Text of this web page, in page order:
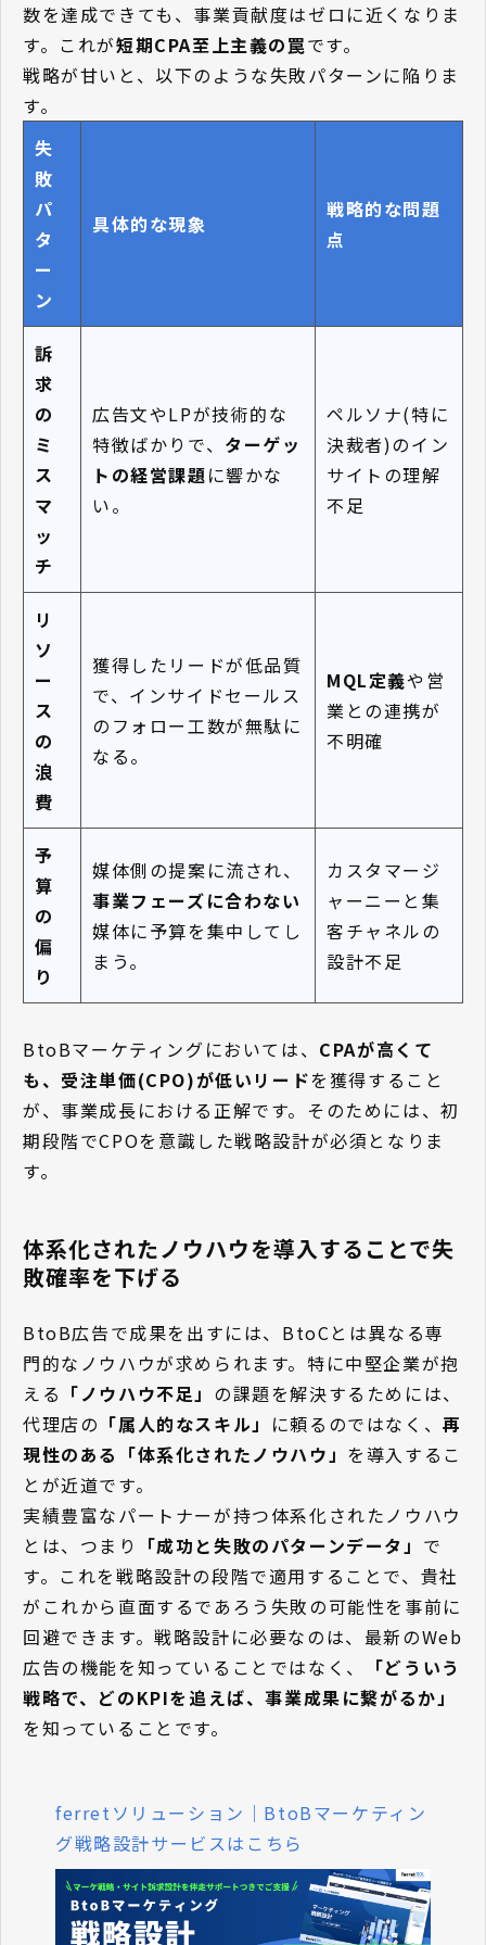
数を達成できても、事業貢献度はゼロに近くなりま
す。これが短期CPA至上主義の罠です。
戦略が甘いと、以下のような失敗パターンに陥りま
す。
失
敗
パ
タ
ー
ン
具体的な現象
戦略的な問題
点
訴
求
の
ミ
ス
マ
ッ
チ
広告文やLPが技術的な
特徴ばかりで、 ターゲッ
トの経営課題に響かな
い。
ペルソナ(特に
決裁者)のイン
サイトの理解
不足
リ
ソ
ー
ス
の
浪
費
獲得したリードが低品質
で、インサイドセールス
のフォロー工数が無駄に
なる。
MQL定義や営
業との連携が
不明確
予
算
の
偏
り
媒体側の提案に流され、
事業フェーズに合わない
媒体に予算を集中してし
まう。
カスタマージ
ャーニーと集
客チャネルの
設計不足
BtoBマーケティングにおいては、 CPAが高くて
も、受注単価(CPO)が低いリードを獲得すること
が、事業成長における正解です。そのためには、初
期段階でCPOを意識した戦略設計が必須となりま
す。
体系化されたノウハウを導入することで失
敗確率を下げる
BtoB広告で成果を出すには、BtoCとは異なる専
門的なノウハウが求められます。特に中堅企業が抱
える 「ノウハウ不足」 の課題を解決するためには、
代理店の 「属人的なスキル」 に頼るのではなく、再
現性のある「体系化されたノウハウ」 を導入するこ
とが近道です。
実績豊富なパートナーが持つ体系化されたノウハウ
とは、つまり
「成功と失敗のパターンデータ」 で
す。これを戦略設計の段階で適用することで、貴社
がこれから直面するであろう失敗の可能性を事前に
回避できます。戦略設計に必要なのは、最新のWeb
広告の機能を知っていることではなく、
「どういう
戦略で、どのKPIを追えば、事業成果に繋がるか」
を知っていることです。
ferretソリューション｜BtoBマーケティン
グ戦略設計サービスはこちら